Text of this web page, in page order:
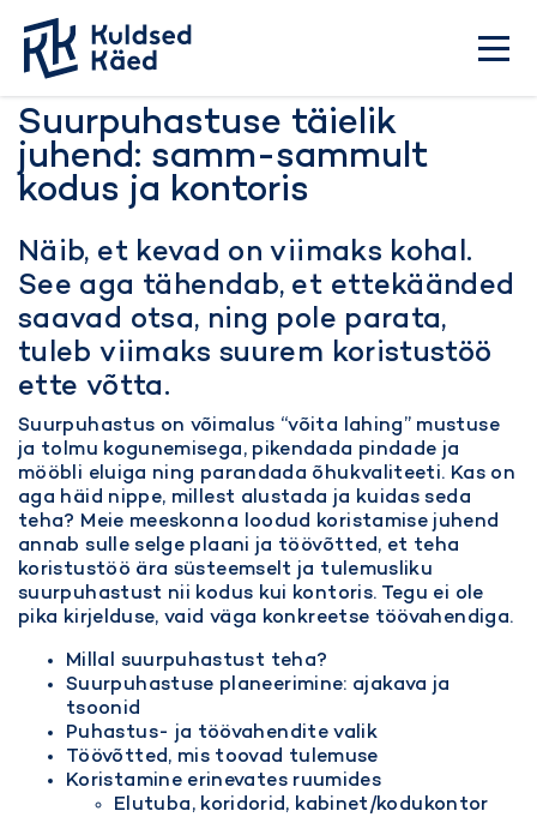
Tagasi
Suurpuhastuse täielik
juhend: samm-sammult
kodus ja kontoris
Näib, et kevad on viimaks kohal.
See aga tähendab, et ettekäänded
saavad otsa, ning pole parata,
tuleb viimaks suurem koristustöö
ette võtta.
Suurpuhastus on võimalus “võita lahing” mustuse
ja tolmu kogunemisega, pikendada pindade ja
mööbli eluiga ning parandada õhukvaliteeti. Kas on
aga häid nippe, millest alustada ja kuidas seda
teha? Meie meeskonna loodud koristamise juhend
annab sulle selge plaani ja töövõtted, et teha
koristustöö ära süsteemselt ja tulemusliku
suurpuhastust nii kodus kui kontoris. Tegu ei ole
pika kirjelduse, vaid väga konkreetse töövahendiga.
Millal suurpuhastust teha?
Suurpuhastuse planeerimine: ajakava ja
tsoonid
Puhastus- ja töövahendite valik
Töövõtted, mis toovad tulemuse
Koristamine erinevates ruumides
Elutuba, koridorid, kabinet/kodukontor